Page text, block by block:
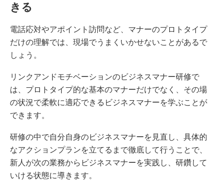
きる
電話応対やアポイント訪問など、マナーのプロトタイプ
だけの理解では、現場でうまくいかせないことがあるで
しょう。
リンクアンドモチベーションのビジネスマナー研修で
は、プロトタイプ的な基本のマナーだけでなく、その場
の状況で柔軟に適応できるビジネスマナーを学ぶことが
できます。
研修の中で自分自身のビジネスマナーを見直し、具体的
なアクションプランを立てるまで徹底して行うことで、
新人が次の業務からビジネスマナーを実践し、研鑽して
いける状態に導きます。